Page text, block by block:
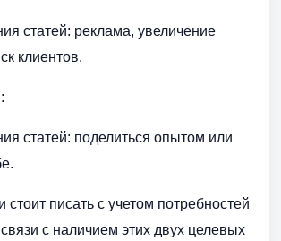
статей: реклама, увеличение
клиентов.
статей: поделиться опытом или
стоит писать с учетом потребностей
с наличием этих двух целевых